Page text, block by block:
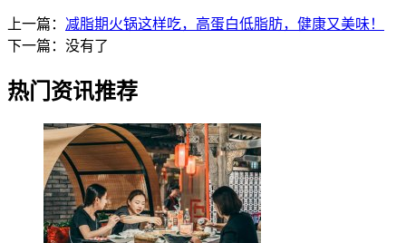
上一篇： 减脂期火锅这样吃，高蛋白低脂肪，健康又美味！
下一篇：没有了
热门资讯推荐